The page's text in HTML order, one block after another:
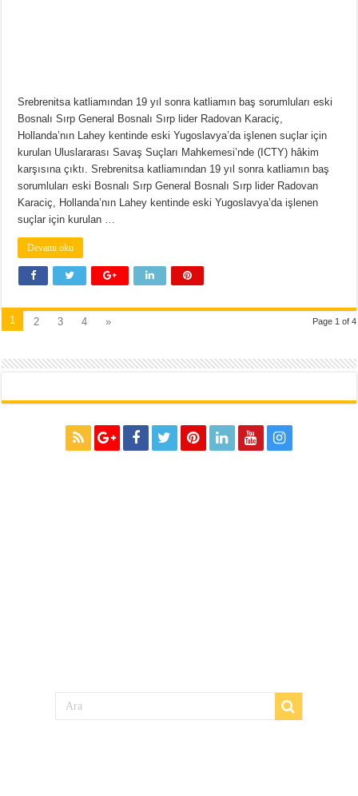
Srebrenitsa katliamından 19 yıl sonra katliamın baş sorumluları eski
Bosnalı Sırp General Bosnalı Sırp lider Radovan Karaciç,
Hollanda’nın Lahey kentinde eski Yugoslavya’da işlenen suçlar için
kurulan Uluslararası Savaş Suçları Mahkemesi’nde (ICTY) hâkim
karşısına çıktı. Srebrenitsa katliamından 19 yıl sonra katliamın baş
sorumluları eski Bosnalı Sırp General Bosnalı Sırp lider Radovan
Karaciç, Hollanda’nın Lahey kentinde eski Yugoslavya’da işlenen
suçlar için kurulan …
Devamı oku
Page 1 of 4
1 2 3 4 »